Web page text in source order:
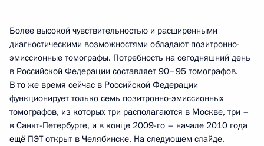
Более высокой чувствительностью и расширенными
диагностическими возможностями обладают позитронно-
эмиссионные томографы. Потребность на сегодняшний день
в Российской Федерации составляет 90–95 томографов.
В то же время сейчас в Российской Федерации
функционирует только семь позитронно-эмиссионных
томографов, из которых три располагаются в Москве, три –
в Санкт-Петербурге, и в конце 2009-го – начале 2010 года
ещё ПЭТ открыт в Челябинске. На следующем слайде,